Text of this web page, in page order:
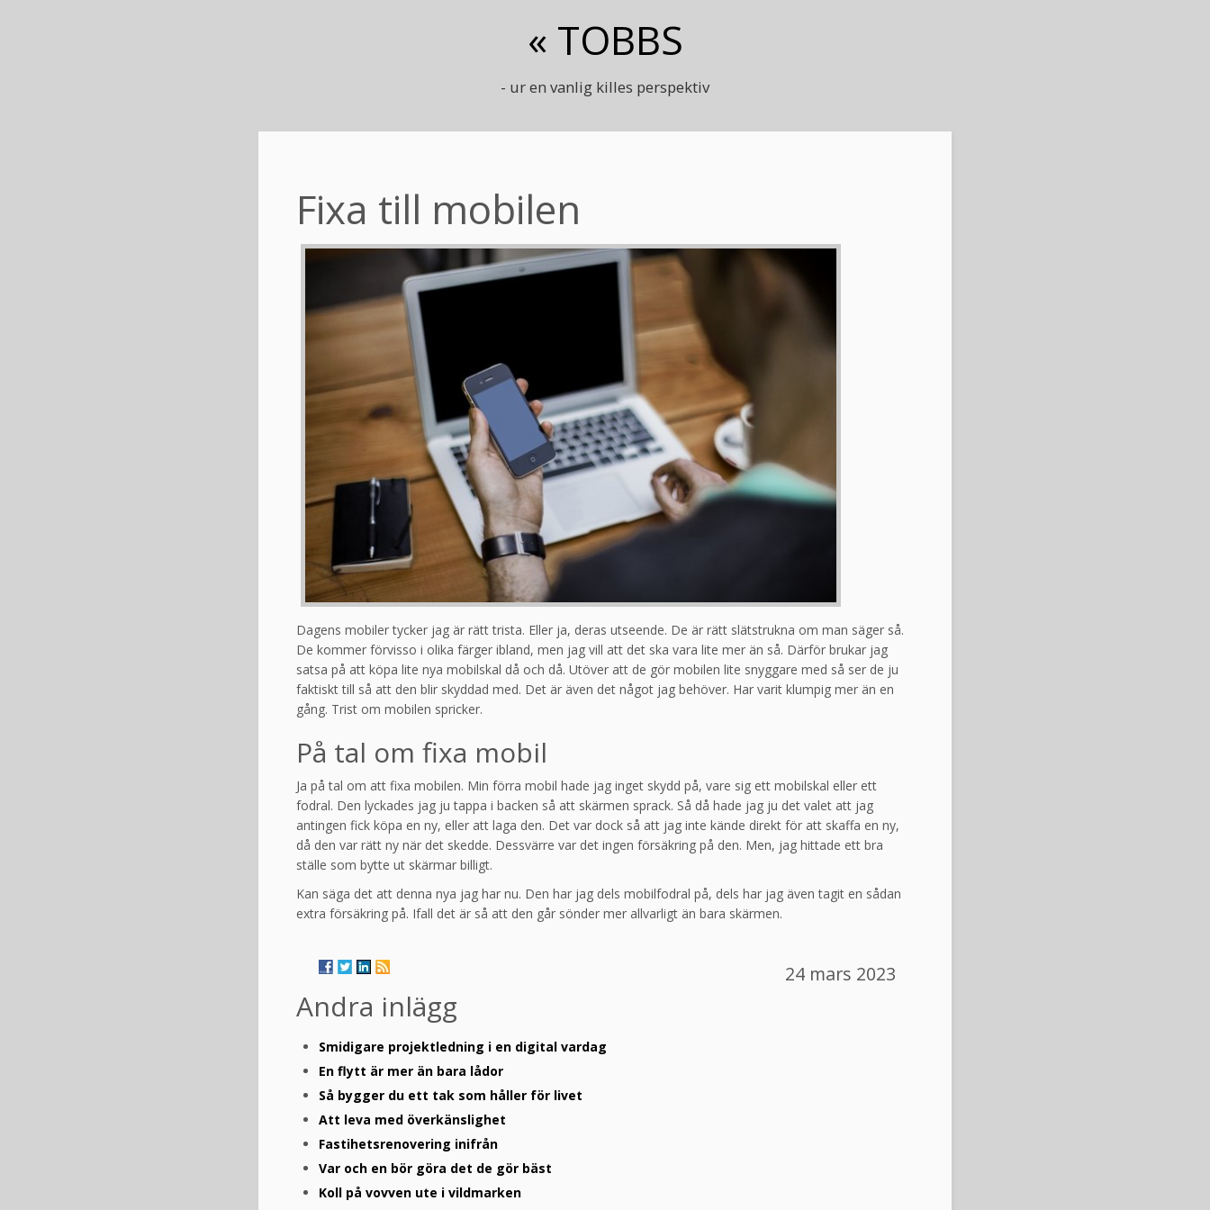
« TOBBS
- ur en vanlig killes perspektiv
Fixa till mobilen
Dagens mobiler tycker jag är rätt trista. Eller ja, deras utseende. De är rätt slätstrukna om man säger så.
De kommer förvisso i olika färger ibland, men jag vill att det ska vara lite mer än så. Därför brukar jag
satsa på att köpa lite nya mobilskal då och då. Utöver att de gör mobilen lite snyggare med så ser de ju
faktiskt till så att den blir skyddad med. Det är även det något jag behöver. Har varit klumpig mer än en
gång. Trist om mobilen spricker.
På tal om fixa mobil
Ja på tal om att fixa mobilen. Min förra mobil hade jag inget skydd på, vare sig ett mobilskal eller ett
fodral. Den lyckades jag ju tappa i backen så att skärmen sprack. Så då hade jag ju det valet att jag
antingen fick köpa en ny, eller att laga den. Det var dock så att jag inte kände direkt för att skaffa en ny,
då den var rätt ny när det skedde. Dessvärre var det ingen försäkring på den. Men, jag hittade ett bra
ställe som bytte ut skärmar billigt.
Kan säga det att denna nya jag har nu. Den har jag dels mobilfodral på, dels har jag även tagit en sådan
extra försäkring på. Ifall det är så att den går sönder mer allvarligt än bara skärmen.
24 mars 2023
Andra inlägg
Smidigare projektledning i en digital vardag
En flytt är mer än bara lådor
Så bygger du ett tak som håller för livet
Att leva med överkänslighet
Fastihetsrenovering inifrån
Var och en bör göra det de gör bäst
Koll på vovven ute i vildmarken